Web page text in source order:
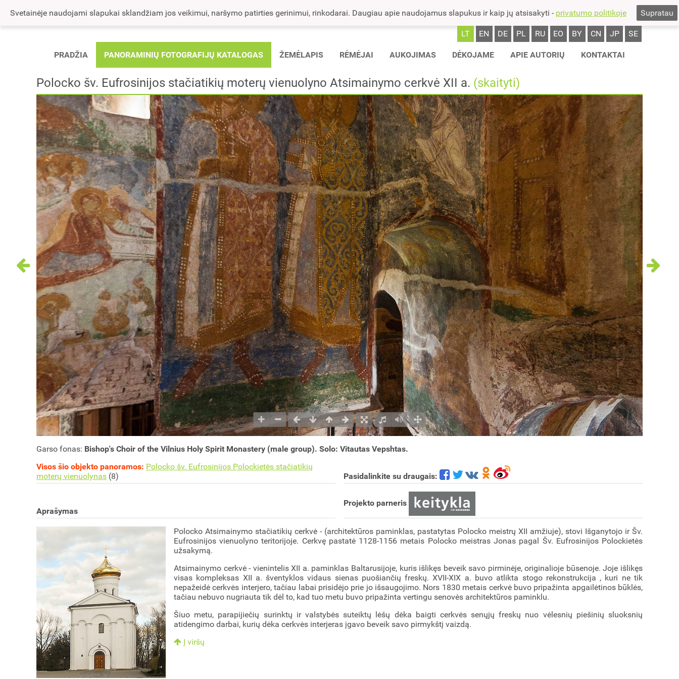
Svetainėje naudojami slapukai sklandžiam jos veikimui, naršymo patirties gerinimui, rinkodarai. Daugiau apie naudojamus slapukus ir kaip jų atsisakyti - privatumo politikoje Supratau
LT EN DE PL RU EO BY CN JP SE
PRADŽIA PANORAMINIŲ FOTOGRAFIJŲ KATALOGAS ŽEMĖLAPIS RĖMĖJAI AUKOJIMAS DĖKOJAME APIE AUTORIŲ KONTAKTAI
Polocko šv. Eufrosinijos stačiatikių moterų vienuolyno Atsimainymo cerkvė XII a. (skaityti)
Garso fonas: Bishop's Choir of the Vilnius Holy Spirit Monastery (male group). Solo: Vitautas Vepshtas.
Pasidalinkite su draugais:
Projekto parneris
Visos šio objekto panoramos: Polocko šv. Eufrosinijos Polockietės stačiatikių
moterų vienuolynas (8)
Aprašymas
Polocko Atsimainymo stačiatikių cerkvė - (architektūros paminklas, pastatytas Polocko meistrų XII amžiuje), stovi Išganytojo ir Šv.
Eufrosinijos vienuolyno teritorijoje. Cerkvę pastatė 1128-1156 metais Polocko meistras Jonas pagal Šv. Eufrosinijos Polockietės
užsakymą.
Atsimainymo cerkvė - vienintelis XII a. paminklas Baltarusijoje, kuris išlikęs beveik savo pirminėje, originalioje būsenoje. Joje išlikęs
visas kompleksas XII a. šventyklos vidaus sienas puošiančių freskų. XVII-XIX a. buvo atlikta stogo rekonstrukcija , kuri ne tik
nepažeidė cerkvės interjero, tačiau labai prisidėjo prie jo išsaugojimo. Nors 1830 metais cerkvė buvo pripažinta apgailėtinos būklės,
tačiau nebuvo nugriauta tik dėl to, kad tuo metu buvo pripažinta vertingu senovės architektūros paminklu.
Šiuo metu, parapijiečių surinktų ir valstybės suteiktų lėšų dėka baigti cerkvės senųjų freskų nuo vėlesnių piešinių sluoksnių
atidengimo darbai, kurių dėka cerkvės interjeras įgavo beveik savo pirmykštį vaizdą.
Į viršų